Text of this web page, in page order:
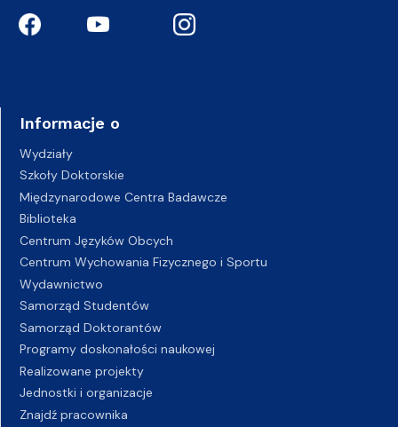
Informacje o
Wydziały
Szkoły Doktorskie
Międzynarodowe Centra Badawcze
Biblioteka
Centrum Języków Obcych
Centrum Wychowania Fizycznego i Sportu
Wydawnictwo
Samorząd Studentów
Samorząd Doktorantów
Programy doskonałości naukowej
Realizowane projekty
Jednostki i organizacje
Znajdź pracownika